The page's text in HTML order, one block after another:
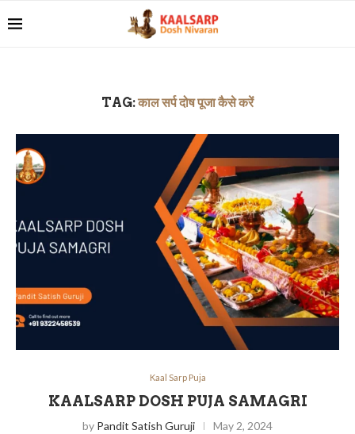
TAG:काल सर्प दोष पूजा कैसे करें
Kaal Sarp Puja
KAALSARP DOSH PUJA SAMAGRI
by Pandit Satish Guruji May 2, 2024